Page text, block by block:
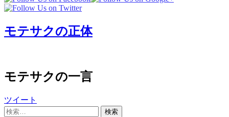
ペ
ジ
り
モテサクの正体
モテサクの一言
ツイート
検